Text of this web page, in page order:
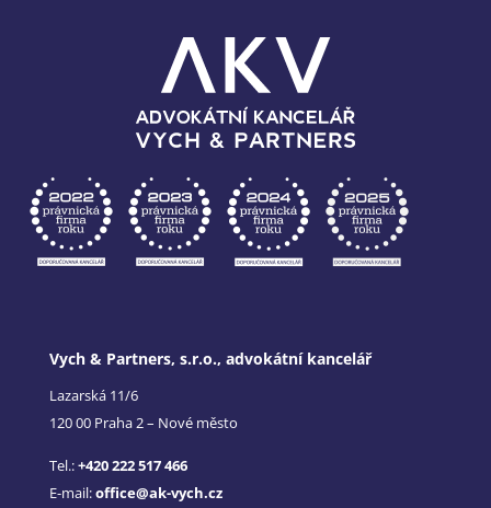
Vych & Partners, s.r.o., advokátní kancelář
Lazarská 11/6
120 00 Praha 2 – Nové město
Tel.:+420 222 517 466
E-mail:office@ak-vych.cz